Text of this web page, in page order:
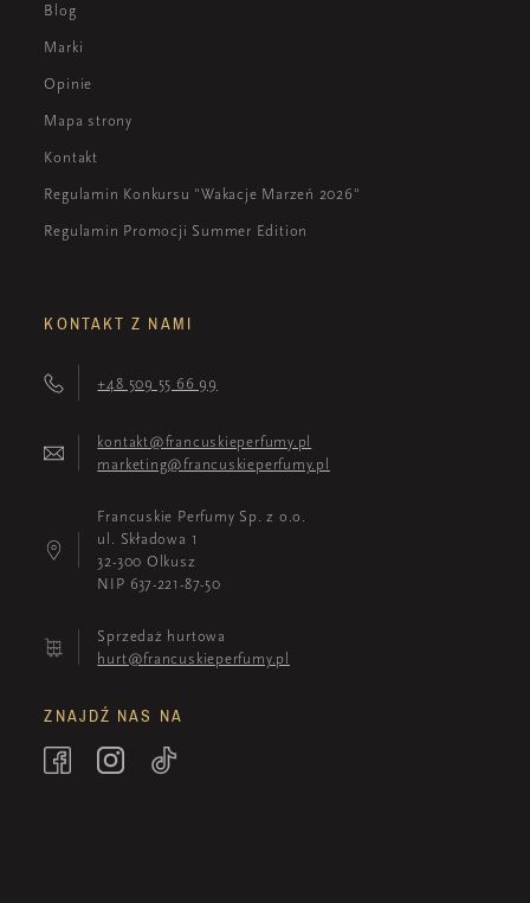
Blog
Marki
Opinie
Mapa strony
Kontakt
Regulamin Konkursu "Wakacje Marzeń 2026"
Regulamin Promocji Summer Edition
KONTAKT Z NAMI
+48 509 55 66 99
kontakt@francuskieperfumy.pl
marketing@francuskieperfumy.pl
Francuskie Perfumy Sp. z o.o.
ul. Składowa 1
32-300 Olkusz
NIP 637-221-87-50
Sprzedaż hurtowa
hurt@francuskieperfumy.pl
ZNAJDŹ NAS NA